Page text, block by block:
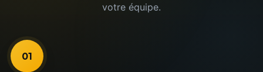
votre équipe.
01